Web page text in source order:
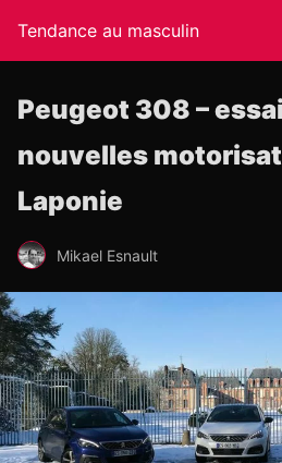
Tendance au masculin
Peugeot 308 –
nouvelles
Laponie
Mikael Esnault